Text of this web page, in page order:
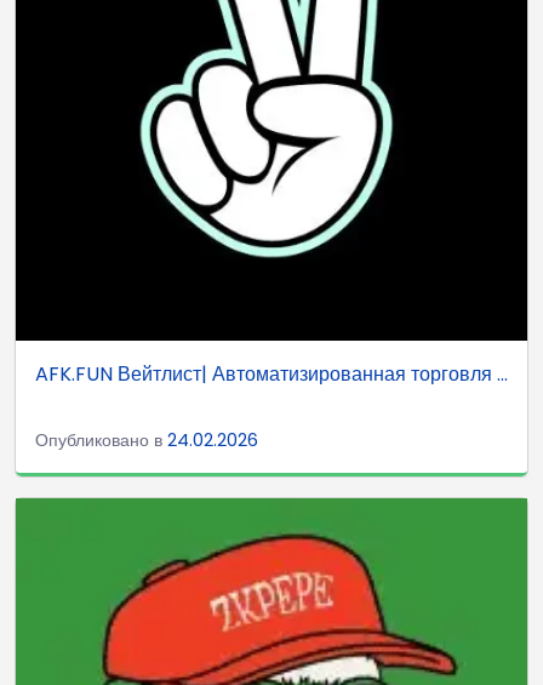
AFK.FUN Вейтлист| Автоматизированная торговля ...
Опубликовано в 24.02.2026